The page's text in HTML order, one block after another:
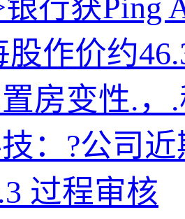
行获Ping
股作价约
房变性.，
：?公司
过程审核